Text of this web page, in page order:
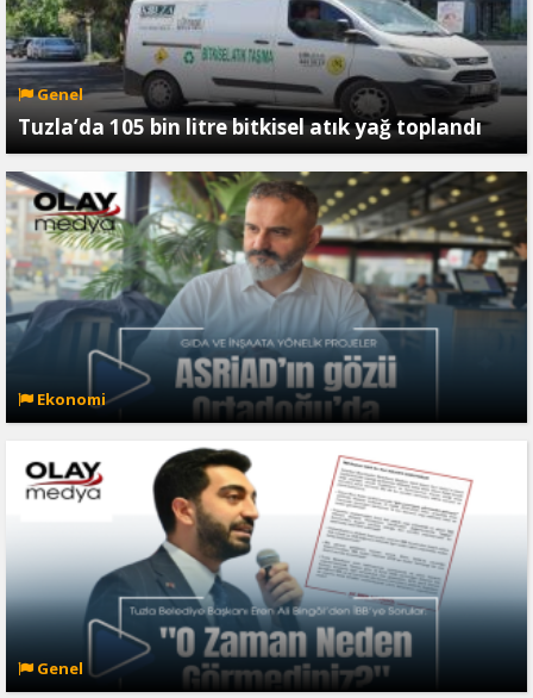
Genel
Tuzla’da 105 bin litre bitkisel atık yağ toplandı
Ekonomi
Genel